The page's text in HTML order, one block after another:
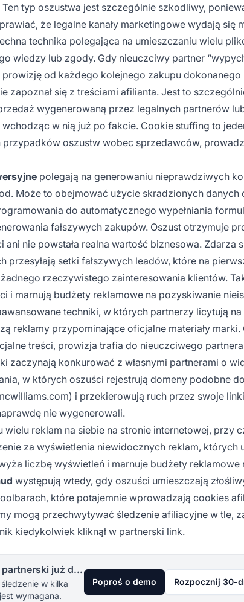
Ten typ oszustwa jest szczególnie szkodliwy,
że legalne kanały marketingowe wydają się
technika polegająca na umieszczaniu wielu
wiedzy lub zgody. Gdy nieuczciwy partner
od każdego kolejnego zakupu
zapoznał się z treściami afilianta. Jest to
wygenerowaną przez legalnych partnerów
w nią już po fakcie. Cookie stuffing to
oszustw wobec sprzedawców,
polegają na generowaniu nieprawdziwych
Może to obejmować użycie skradzionych
do automatycznego wypełniania
fałszywych zakupów. Oszust otrzymuje
nie powstała realna wartość biznesowa. Zdarza
przesyłają setki fałszywych leadów, które na
rzeczywistego zainteresowania klientów.
i marnują budżety reklamowe na pozyskiwanie
techniki, w których partnerzy licytują
reklamy przypominające oficjalne materiały
treści, prowizja trafia do nieuczciwego
zaczynają konkurować z własnymi partnerami o
w których oszuści rejestrują domeny podobne
i przekierowują ruch przez swoje
nie wygenerowali.
wielu reklam na siebie na stronie internetowej, przy
za wyświetlenia niewidocznych reklam,
liczbę wyświetleń i marnuje budżety
występują wtedy, gdy oszuści umieszczają
które potajemnie wprowadzają cookies
mogą przechwytywać śledzenie afiliacyjne w tle,
kiedykolwiek kliknął w partnerski link.
Uruchom swój program partnerski już dziś
w kilka
wymagana.
Poproś o demo Rozpocznij 30-